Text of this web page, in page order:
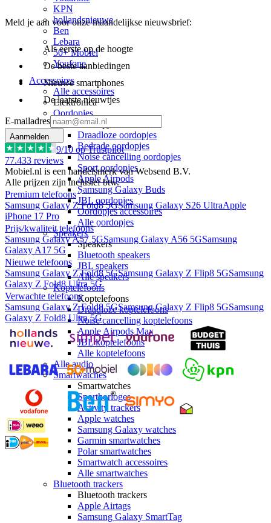
KPN
hollandsnieuwe
Ben
Lebara
50+ Mobiel
Youfone
Accessoires
Alle accessoires
Elektronica
Oordopjes
Oordopjes
Draadloze oordopjes
Bedrade oordopjes
Noise cancelling oordopjes
Sport oordopjes
Apple Airpods
Samsung Galaxy Buds
JBL oordopjes
Oordopjes accessoires
Alle oordopjes
Speakers
Speakers
Bluetooth speakers
JBL speakers
Alle speakers
Koptelefoons
Koptelefoons
Draadloze koptelefoons
Noise cancelling koptelefoons
Apple Airpods Max
JBL koptelefoons
Alle koptelefoons
Alle audio
Smartwatches
Smartwatches
Sporthorloges
Activity trackers
Apple watches
Samsung Galaxy watches
Garmin smartwatches
Polar smartwatches
Smartwatch accessoires
Alle smartwatches
Bluetooth trackers
Bluetooth trackers
Apple Airtags
Samsung Galaxy SmartTag
Meld je aan voor onze maandelijkse nieuwsbrief:
Als eerste op de hoogte
De beste aanbiedingen
Nieuwe smartphones
De laatste nieuwtjes
E-mailadres
Aanmelden
9/10 op Trustpilot
77.433 reviews
Mobiel.nl is een handelsmerk van Websend B.V.
Alle prijzen zijn inclusief btw.
Premium telefoons
Samsung Galaxy Z Fold8 5GSamsung Galaxy S26 UltraApple
iPhone 17 Pro
Prijs/kwaliteit telefoons
Samsung Galaxy A57 5GSamsung Galaxy A56 5GSamsung
Galaxy A17 5G
Nieuwe telefoons
Samsung Galaxy Z Fold8 5GSamsung Galaxy Z Flip8 5GSamsung
Galaxy Z Fold8 Ultra 5G
Verwachte telefoons
Samsung Galaxy Z Fold8 5GSamsung Galaxy Z Flip8 5GSamsung
Galaxy Z Fold8 Ultra 5G